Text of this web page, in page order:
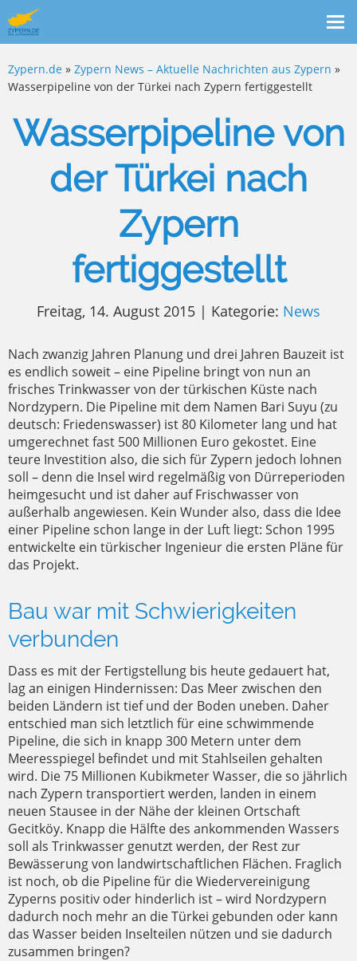
Zypern.de » Zypern News – Aktuelle Nachrichten aus Zypern »
Wasserpipeline von der Türkei nach Zypern fertiggestellt
Wasserpipeline von
der Türkei nach
Zypern
fertiggestellt
Freitag, 14. August 2015 | Kategorie: News
Nach zwanzig Jahren Planung und drei Jahren Bauzeit ist
es endlich soweit – eine Pipeline bringt von nun an
frisches Trinkwasser von der türkischen Küste nach
Nordzypern. Die Pipeline mit dem Namen Bari Suyu (zu
deutsch: Friedenswasser) ist 80 Kilometer lang und hat
umgerechnet fast 500 Millionen Euro gekostet. Eine
teure Investition also, die sich für Zypern jedoch lohnen
soll – denn die Insel wird regelmäßig von Dürreperioden
heimgesucht und ist daher auf Frischwasser von
außerhalb angewiesen. Kein Wunder also, dass die Idee
einer Pipeline schon lange in der Luft liegt: Schon 1995
entwickelte ein türkischer Ingenieur die ersten Pläne für
das Projekt.
Bau war mit Schwierigkeiten
verbunden
Dass es mit der Fertigstellung bis heute gedauert hat,
lag an einigen Hindernissen: Das Meer zwischen den
beiden Ländern ist tief und der Boden uneben. Daher
entschied man sich letztlich für eine schwimmende
Pipeline, die sich in knapp 300 Metern unter dem
Meeresspiegel befindet und mit Stahlseilen gehalten
wird. Die 75 Millionen Kubikmeter Wasser, die so jährlich
nach Zypern transportiert werden, landen in einem
neuen Stausee in der Nähe der kleinen Ortschaft
Gecitköy. Knapp die Hälfte des ankommenden Wassers
soll als Trinkwasser genutzt werden, der Rest zur
Bewässerung von landwirtschaftlichen Flächen. Fraglich
ist noch, ob die Pipeline für die Wiedervereinigung
Zyperns positiv oder hinderlich ist – wird Nordzypern
dadurch noch mehr an die Türkei gebunden oder kann
das Wasser beiden Inselteilen nützen und sie dadurch
zusammen bringen?